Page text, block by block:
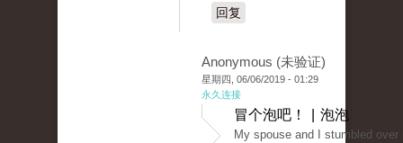
回复
Anonymous (未验证)
星期四, 06/06/2019 - 01:29
永久连接
冒个泡吧！ | 泡泡
My spouse and I stumbled over